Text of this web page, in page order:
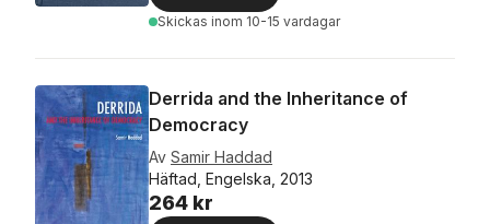
Skickas inom 10-15 vardagar
Derrida and the Inheritance of
Democracy
Av Samir Haddad
Häftad, Engelska, 2013
264 kr